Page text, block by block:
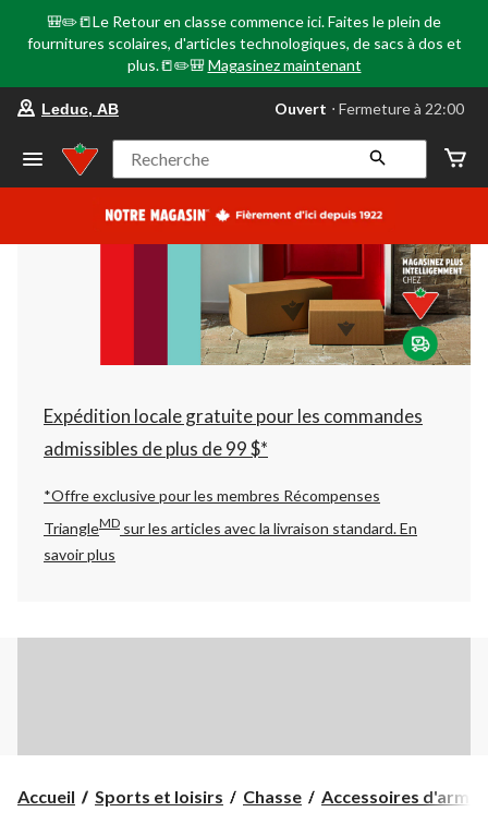
🎒✏️📒Le Retour en classe commence ici. Faites le plein de
fournitures scolaires, d'articles technologiques, de sacs à dos et
plus.📒✏️🎒 Magasinez maintenant
votre
préféré
Leduc,
AB,
courament
Fermeture
à
22:00
cliquer
pour
changer
Leduc, AB Ouvert ⋅ Fermeture à 22:00
Recherche
Expédition locale gratuite pour les commandes
admissibles de plus de 99 $*
*Offre exclusive pour les membres Récompenses
TriangleMD sur les articles avec la livraison standard.En
savoir plus
Accueil Sports et loisirs Chasse Accessoires